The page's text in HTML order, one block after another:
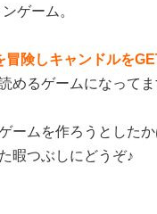
ゲーム。
険しキャンドルを
めるゲームになってま
ームを作ろうとした
暇つぶしにどうぞ♪